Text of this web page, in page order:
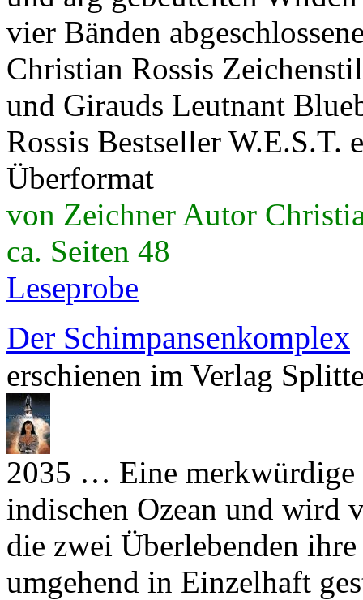
vier Bänden
Christian Rossis
und Girauds Leutnant
Rossis Bestseller W.E.S.T.
Überformat
von Zeichner Autor
ca. Seiten 48
Leseprobe
Der Schimpansenkomplex
erschienen im Verlag
2035 … Eine merkwürdige
indischen Ozean und wird
die zwei Überlebenden
umgehend in Einzelhaft